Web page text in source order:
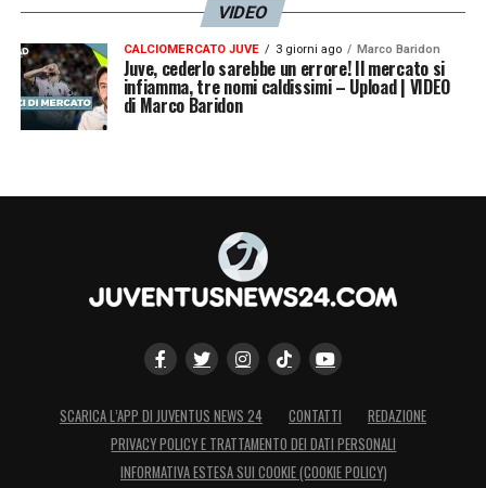
VIDEO
CALCIOMERCATO JUVE 3 giorni ago Marco Baridon
Juve, cederlo sarebbe un errore! Il mercato si
infiamma, tre nomi caldissimi – Upload | VIDEO
di Marco Baridon
SCARICA L’APP DI JUVENTUS NEWS 24 CONTATTI
REDAZIONE
PRIVACY POLICY E TRATTAMENTO DEI DATI PERSONALI
INFORMATIVA ESTESA SUI COOKIE (COOKIE POLICY)